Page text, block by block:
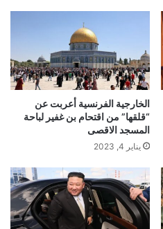
الخارجية الفرنسية أعربت عن
“قلقها” من اقتحام بن غفير لباحة
المسجد الاقصى
يناير 4, 2023